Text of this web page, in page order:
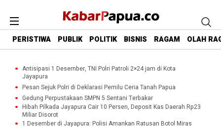
PERISTIWA PUBLIK POLITIK BISNIS RAGAM OLAH
Antisipasi 1 Desember, TNI Polri Patroli 2×24 jam di Kota
Jayapura
Pesan Sejuk Polri di Deklarasi Pemilu Ceria Tanah Papua
Gedung Perpustakaan SMPN 5 Sentani Terbakar
Hibah Pilkada Jayapura Cair 10 Persen, Deposit Kas Daerah Rp23
Miliar Disorot
1 Desember di Jayapura: Polisi Amankan Ratusan Botol Miras